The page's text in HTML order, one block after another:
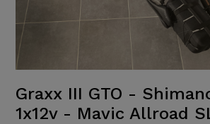
Graxx III GTO -
1x12v - Mavic Allroad